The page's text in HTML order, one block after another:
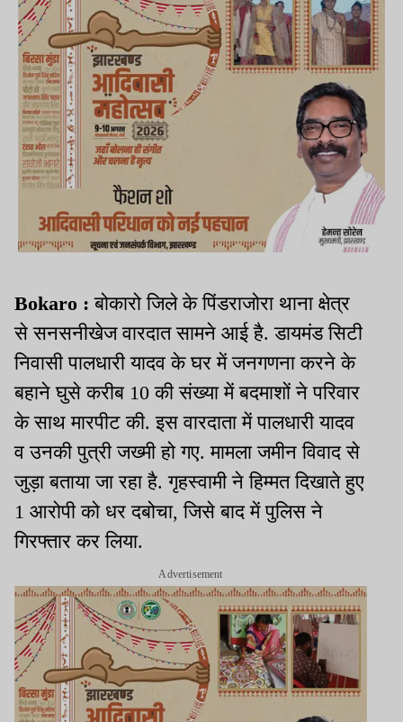
Bokaro : बोकारो जिले के पिंडराजोरा थाना क्षेत्र
से सनसनीखेज वारदात सामने आई है. डायमंड सिटी
निवासी पालधारी यादव के घर में जनगणना करने के
बहाने घुसे करीब 10 की संख्या में बदमाशों ने परिवार
के साथ मारपीट की. इस वारदाता में पालधारी यादव
व उनकी पुत्री जख्मी हो गए. मामला जमीन विवाद से
जुड़ा बताया जा रहा है. गृहस्वामी ने हिम्मत दिखाते हुए
1 आरोपी को धर दबोचा, जिसे बाद में पुलिस ने
गिरफ्तार कर लिया.
Advertisement